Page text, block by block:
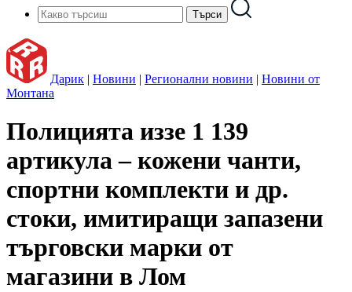
Дарик | Новини | Регионални новини | Новини от
Монтана
Полицията иззе 1 139
артикула – кожени чанти,
спортни комплекти и др.
стоки, имитиращи запазени
търговски марки от
магазини в Лом